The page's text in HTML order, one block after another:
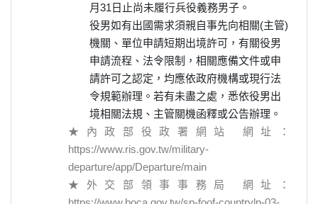
月31日止尚未履行兵役義務男子。
役男如有出國需求須親自事先向相關(主管)
機關、單位申請短期出境許可，有關役男
申請流程、法令限制，相關應備文件或申
請許可之認定，均應依政府機構或現行法
令規範辦理。若有未盡之處，悉依役男出
境相關法規、主管關機函釋或公告辦理。
★內政部役政署網站 網址：
https://www.ris.gov.tw/military-
departure/app/Departure/main
★外交部領事事務局 網址：